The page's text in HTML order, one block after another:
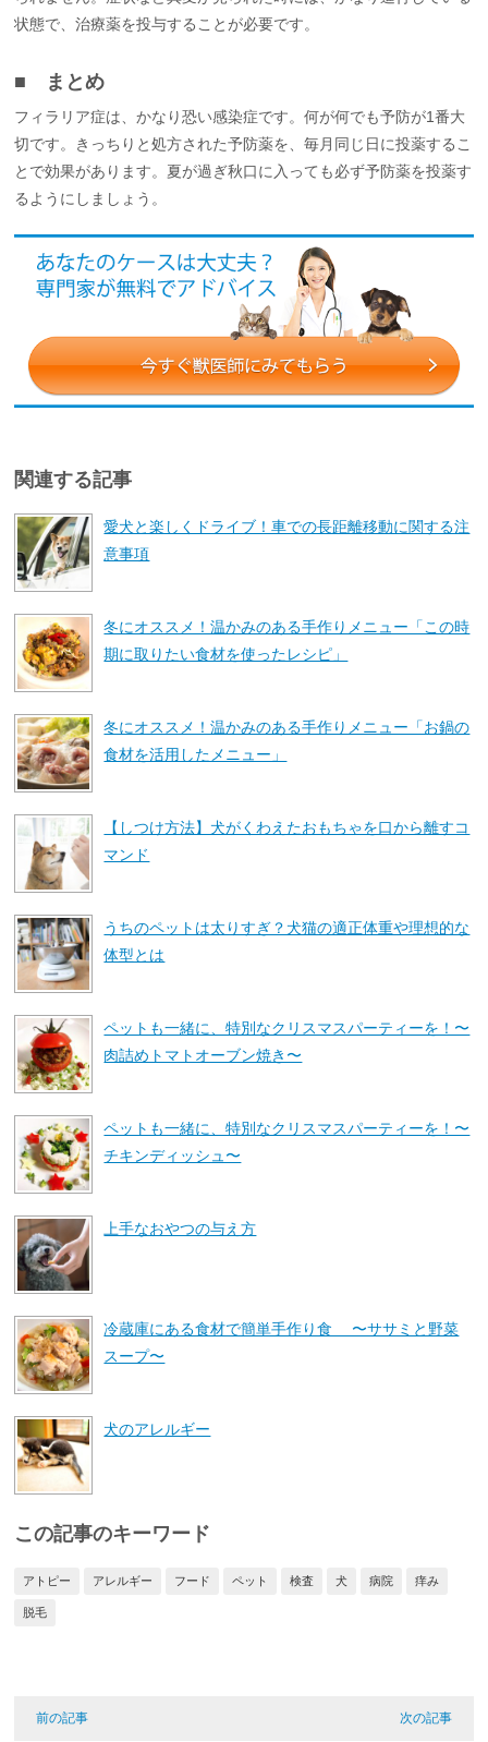
状態で、治療薬を投与することが必要です。
■ まとめ
フィラリア症は、かなり恐い感染症です。何が何でも予防が1番大
切です。きっちりと処方された予防薬を、毎月同じ日に投薬するこ
とで効果があります。夏が過ぎ秋口に入っても必ず予防薬を投薬す
るようにしましょう。
関連する記事
愛犬と楽しくドライブ！車での長距離移動に関する注
意事項
冬にオススメ！温かみのある手作りメニュー「この時
期に取りたい食材を使ったレシピ」
冬にオススメ！温かみのある手作りメニュー「お鍋の
食材を活用したメニュー」
【しつけ方法】犬がくわえたおもちゃを口から離すコ
マンド
うちのペットは太りすぎ？犬猫の適正体重や理想的な
体型とは
ペットも一緒に、特別なクリスマスパーティーを！〜
肉詰めトマトオーブン焼き〜
ペットも一緒に、特別なクリスマスパーティーを！〜
チキンディッシュ〜
上手なおやつの与え方
冷蔵庫にある食材で簡単手作り食 〜ササミと野菜
スープ〜
犬のアレルギー
この記事のキーワード
アトピー アレルギー フード ペット 検査 犬 病院 痒み
脱毛
前の記事 次の記事